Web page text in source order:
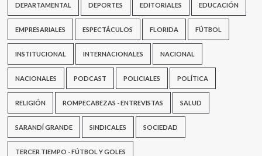
DEPARTAMENTAL DEPORTES EDITORIALES EDUCACIÓN
EMPRESARIALES ESPECTÁCULOS FLORIDA FÚTBOL
INSTITUCIONAL INTERNACIONALES NACIONAL
NACIONALES PODCAST POLICIALES POLÍTICA
RELIGIÓN ROMPECABEZAS - ENTREVISTAS SALUD
SARANDÍ GRANDE SINDICALES SOCIEDAD
TERCER TIEMPO - FÚTBOL Y GOLES